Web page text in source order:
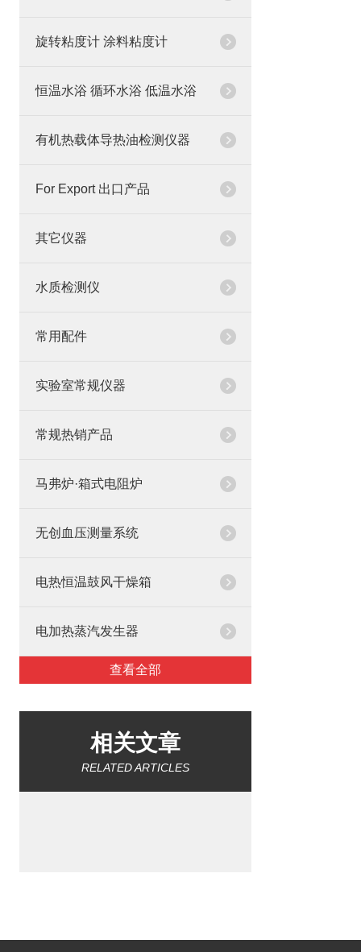
旋转粘度计 涂料粘度计
恒温水浴 循环水浴 低温水浴
有机热载体导热油检测仪器
For Export 出口产品
其它仪器
水质检测仪
常用配件
实验室常规仪器
常规热销产品
马弗炉·箱式电阻炉
无创血压测量系统
电热恒温鼓风干燥箱
电加热蒸汽发生器
查看全部
相关文章
RELATED ARTICLES